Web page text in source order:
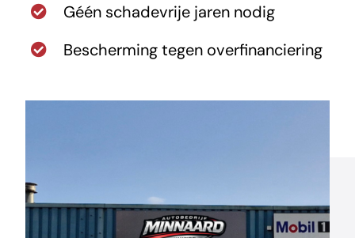
Géén schadevrije jaren nodig
Bescherming tegen overfinanciering